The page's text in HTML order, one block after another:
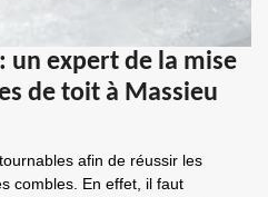
un expert de la mise
de toit à Massieu
afin de réussir les
combles. En effet, il faut